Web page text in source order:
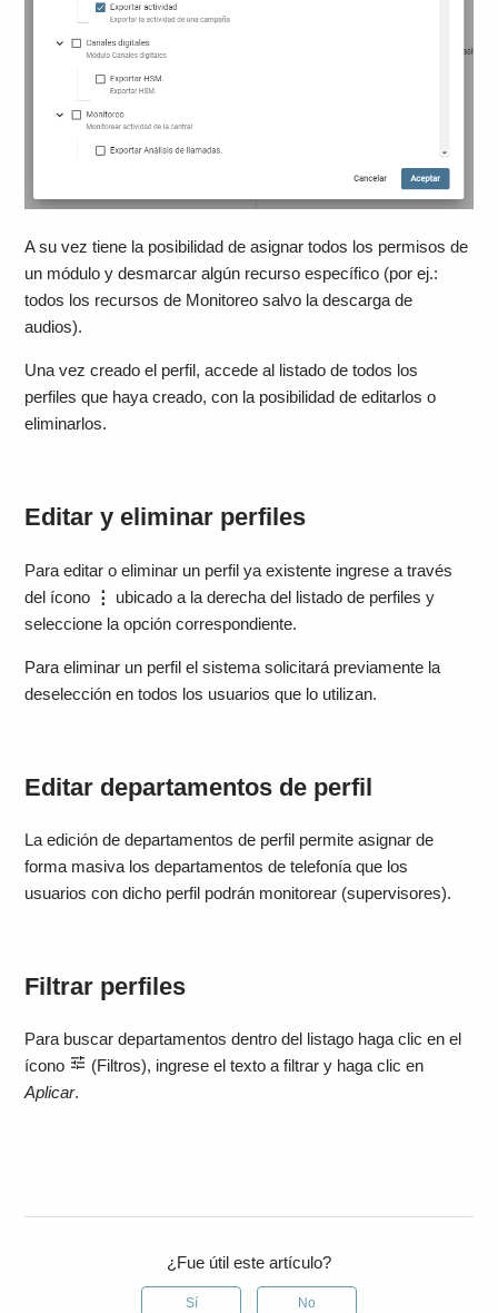
A su vez tiene la posibilidad de asignar todos los permisos de
un módulo y desmarcar algún recurso específico (por ej.:
todos los recursos de Monitoreo salvo la descarga de
audios).
Una vez creado el perfil, accede al listado de todos los
perfiles que haya creado, con la posibilidad de editarlos o
eliminarlos.
Editar y eliminar perfiles
Para editar o eliminar un perfil ya existente ingrese a través
del ícono ⋮
ubicado a la derecha del listado de perfiles y
seleccione la opción correspondiente.
Para eliminar un perfil el sistema solicitará previamente la
deselección en todos los usuarios que lo utilizan.
Editar departamentos de perfil
La edición de departamentos de perfil permite asignar de
forma masiva los departamentos de telefonía que los
usuarios con dicho perfil podrán monitorear (supervisores).
Filtrar perfiles
Para buscar departamentos dentro del listago haga clic en el
ícono
(Filtros), ingrese el texto a filtrar y haga clic en
Aplicar.
¿Fue útil este artículo?
Sí No